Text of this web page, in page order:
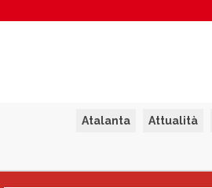
Atalanta Attualità